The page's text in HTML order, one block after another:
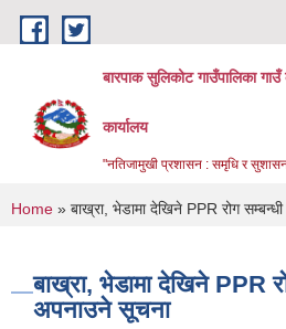
Skip to main content
बारपाक सुलिकोट गाउँपालिका गाउँ
कार्यालय
"नतिजामुखी प्रशासन : समृधि र
You are here
Home » बाख्रा, भेडामा देखिने PPR रोग
बाख्रा, भेडामा देखिने PPR
अपनाउने सूचना